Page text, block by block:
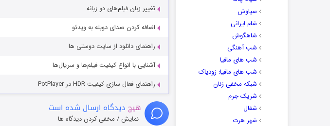
سیاوش
شام ایرانی
شاهگوش
شب آهنگی
شب های مافیا
شب های مافیا: زودیاک
شبکه مخفی زنان
شریک جرم
شغال
شهر هرت
تغییر زبان فیلم‌های دو زبانه
اضافه کردن صدای دوبله به ویدئو
راهنمای دانلود از سایت دوستی ها
آشنایی با انواع کیفیت فیلم‌ها و سریال‌ها
راهنمای فعال سازی کیفیت HDR در PotPlayer
هیچ دیدگاه ارسال شده است
نمایش / مخفی کردن دیدگاه ها